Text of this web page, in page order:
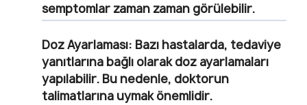
semptomlar zaman zaman görülebilir.
Doz Ayarlaması: Bazı hastalarda, tedaviye
yanıtlarına bağlı olarak doz ayarlamaları
yapılabilir. Bu nedenle, doktorun
talimatlarına uymak önemlidir.